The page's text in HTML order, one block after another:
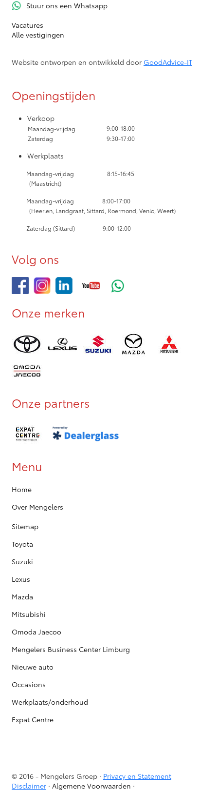
Stuur ons een Whatsapp
Vacatures
Alle vestigingen
Website ontworpen en ontwikkeld door GoodAdvice-IT
Openingstijden
Verkoop
Maandag-vrijdag
9:00-18:00
Zaterdag
9:30-17:00
Werkplaats
Maandag-vrijdag
8:15-16:45
(Maastricht)
Maandag-vrijdag
8:00-17:00
(Heerlen, Landgraaf, Sittard, Roermond, Venlo, Weert)
Zaterdag (Sittard) 9:00-12:00
Volg ons
Onze merken
Onze partners
Menu
Home
Over Mengelers
Sitemap
Toyota
Suzuki
Lexus
Mazda
Mitsubishi
Omoda Jaecoo
Mengelers Business Center Limburg
Nieuwe auto
Occasions
Werkplaats/onderhoud
Expat Centre
© 2016 - Mengelers Groep · Privacy en Statement
Disclaimer · Algemene Voorwaarden ·